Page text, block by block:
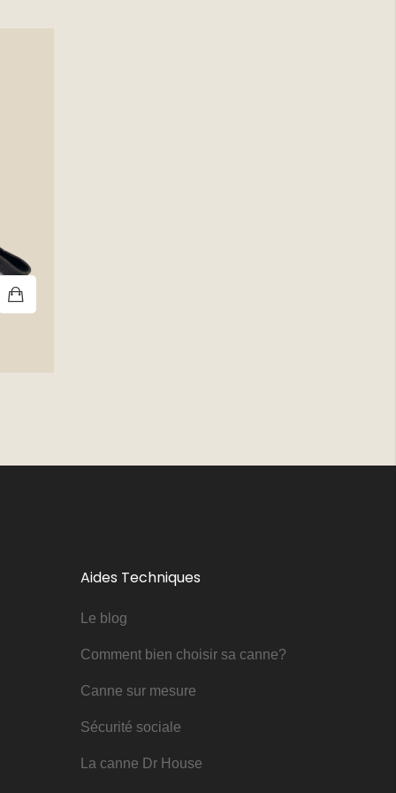
Aides Techniques
Le blog
Comment bien choisir sa canne?
Canne sur mesure
Sécurité sociale
La canne Dr House